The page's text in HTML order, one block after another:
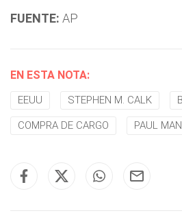
FUENTE: AP
EN ESTA NOTA:
EEUU STEPHEN M. CALK
COMPRA DE CARGO PAUL